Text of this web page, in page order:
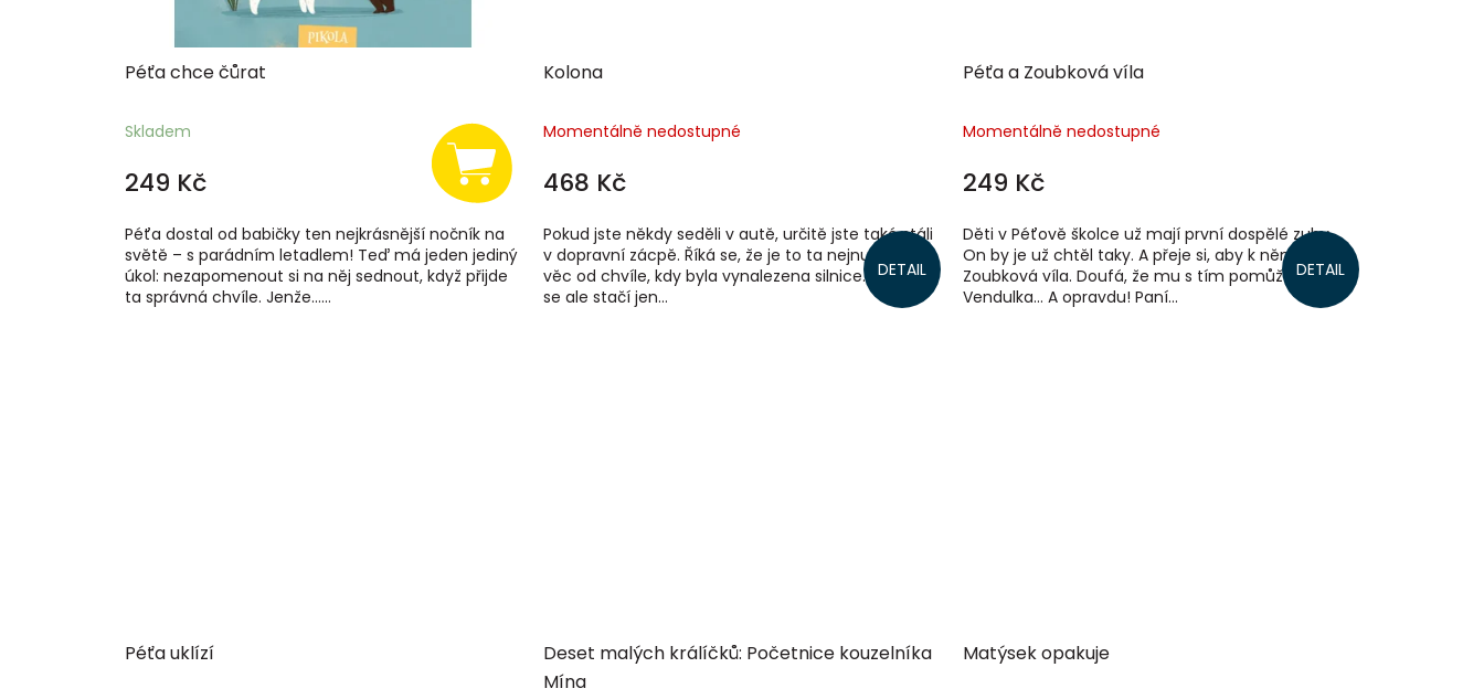
Péťa chce čůrat
Skladem
249 Kč
Péťa dostal od babičky ten nejkrásnější nočník na
světě – s parádním letadlem! Teď má jeden jediný
úkol: nezapomenout si na něj sednout, když přijde
ta správná chvíle. Jenže…...
Kolona
Momentálně nedostupné
468 Kč
DETAIL
Pokud jste někdy seděli v autě, určitě jste také stáli
v dopravní zácpě. Říká se, že je to ta nejnudnější
věc od chvíle, kdy byla vynalezena silnice. Možná
se ale stačí jen...
Péťa a Zoubková víla
Momentálně nedostupné
249 Kč
DETAIL
Děti v Péťově školce už mají první dospělé zuby.
On by je už chtěl taky. A přeje si, aby k němu přišla
Zoubková víla. Doufá, že mu s tím pomůže zubařka
Vendulka… A opravdu! Paní...
Péťa uklízí
Deset malých králíčků: Početnice kouzelníka
Mína
Matýsek opakuje